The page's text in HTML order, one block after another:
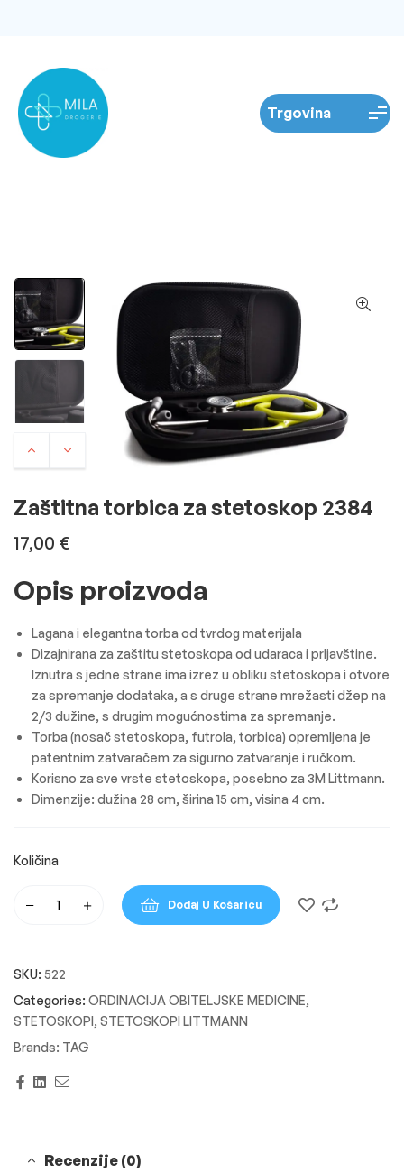
Zaštitna torbica za stetoskop 2384
17,00 €
Opis proizvoda
Lagana i elegantna torba od tvrdog materijala
Dizajnirana za zaštitu stetoskopa od udaraca i prljavštine.
Iznutra s jedne strane ima izrez u obliku stetoskopa i otvore
za spremanje dodataka, a s druge strane mrežasti džep na
2/3 dužine, s drugim mogućnostima za spremanje.
Torba (nosač stetoskopa, futrola, torbica) opremljena je
patentnim zatvaračem za sigurno zatvaranje i ručkom.
Korisno za sve vrste stetoskopa, posebno za 3M Littmann.
Dimenzije: dužina 28 cm, širina 15 cm, visina 4 cm.
Dodaj U Košaricu
SKU: 522
Categories: ORDINACIJA OBITELJSKE MEDICINE,
STETOSKOPI, STETOSKOPI LITTMANN
Brands: TAG
Facebook
Linkedin
Recenzije (0)